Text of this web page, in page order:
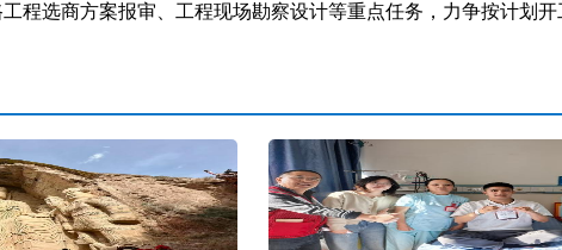
程选商方案报审、工程现场勘察设计等重点任务，力争按计划开